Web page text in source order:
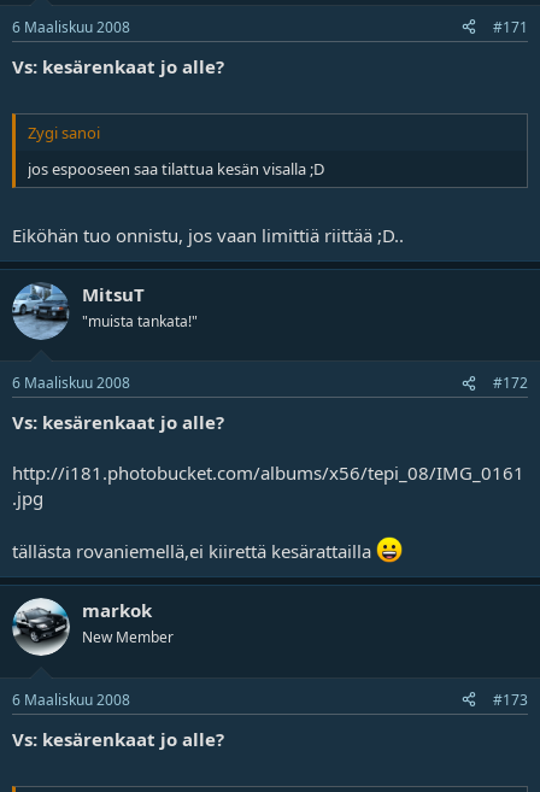
6 Maaliskuu 2008 #171
Vs: kesärenkaat jo alle?
Zygi sanoi
jos espooseen saa tilattua kesän visalla ;D
Eiköhän tuo onnistu, jos vaan limittiä riittää ;D..
MitsuT
"muista tankata!"
6 Maaliskuu 2008 #172
Vs: kesärenkaat jo alle?
http://i181.photobucket.com/albums/x56/tepi_08/IMG_0161
.jpg
tällästa rovaniemellä,ei kiirettä kesärattailla
markok
New Member
6 Maaliskuu 2008 #173
Vs: kesärenkaat jo alle?